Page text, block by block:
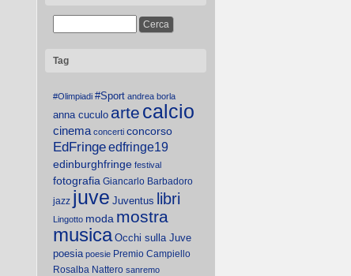
Tag
#Olimpiadi #Sport andrea borla
anna cuculo arte calcio
cinema concerti concorso
EdFringeedfringe19
edinburghfringe festival
fotografia Giancarlo Barbadoro
jazz juve Juventus libri
Lingotto moda mostra
musica Occhi sulla Juve
poesia poesie Premio Campiello
Rosalba Nattero sanremo